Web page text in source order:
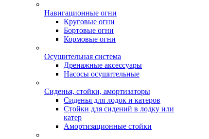
Навигационные огни
Круговые огни
Бортовые огни
Кормовые огни
Осушительная система
Дренажные аксессуары
Насосы осушительные
Сиденья, стойки, амортизаторы
Сиденья для лодок и катеров
Стойки для сидений в лодку или
катер
Амортизационные стойки